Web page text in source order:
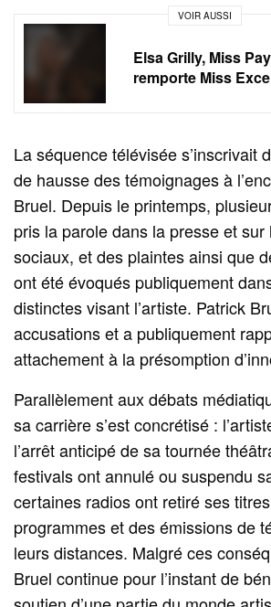
VOIR AUSSI
Elsa Grilly, Miss
remporte Miss
La séquence télévisée s’inscrivait
de hausse des témoignages à
Bruel. Depuis le printemps,
pris la parole dans la presse et sur
sociaux, et des plaintes ainsi que
ont été évoqués publiquement
distinctes visant l’artiste. Patrick
accusations et a publiquement
attachement à la présomption
Parallèlement aux débats
sa carrière s’est concrétisé :
l’arrêt anticipé de sa tournée
festivals ont annulé ou suspendu
certaines radios ont retiré ses
programmes et des émissions de
leurs distances. Malgré ces
Bruel continue pour l’instant de